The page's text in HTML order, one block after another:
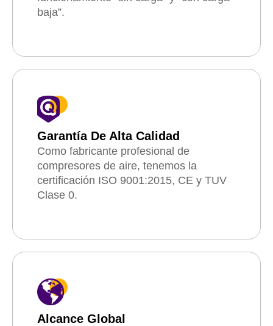
baja”.
Garantía De Alta Calidad
Como fabricante profesional de
compresores de aire, tenemos la
certificación ISO 9001:2015, CE y TUV
Clase 0.
Alcance Global